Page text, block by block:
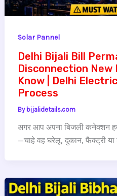
Solar Pannel
Delhi Bijali Bill
Disconnection New
Know | Delhi
Process
By bijalidetails.com
अगर आप अपना बिजली कनेक्शन
—चाहे वह घरेलू, दुकान, फैक्ट्री